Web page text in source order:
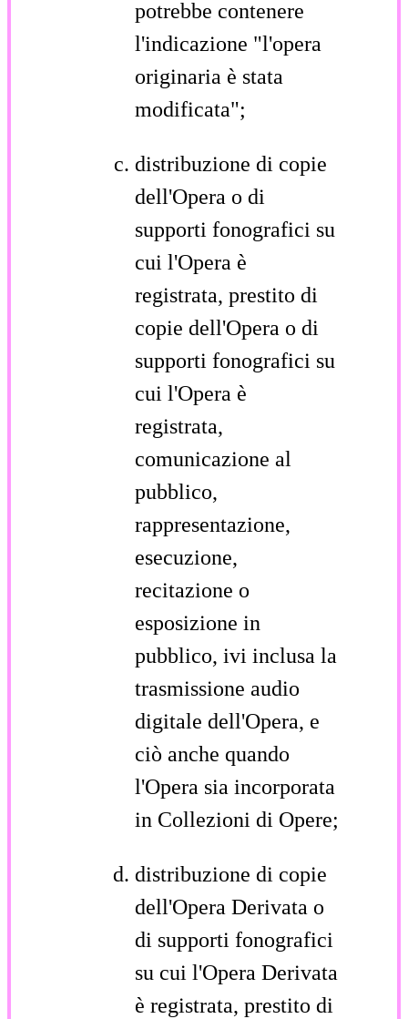
potrebbe contenere
l'indicazione "l'opera
originaria è stata
modificata";
distribuzione di copie
dell'Opera o di
supporti fonografici su
cui l'Opera è
registrata, prestito di
copie dell'Opera o di
supporti fonografici su
cui l'Opera è
registrata,
comunicazione al
pubblico,
rappresentazione,
esecuzione,
recitazione o
esposizione in
pubblico, ivi inclusa la
trasmissione audio
digitale dell'Opera, e
ciò anche quando
l'Opera sia incorporata
in Collezioni di Opere;
distribuzione di copie
dell'Opera Derivata o
di supporti fonografici
su cui l'Opera Derivata
è registrata, prestito di